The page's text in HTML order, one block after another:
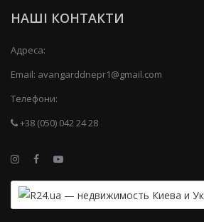
НАШІ КОНТАКТИ
Адреса:
Email: avangarddnepr1@gmail.com
Телефони:
+38 (050) 042 24 28